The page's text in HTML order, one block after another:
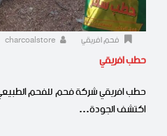
فحم افريقي
حطب افريقي
حطب افريقي شركة فحم للفحم
اكتشف الجودة…